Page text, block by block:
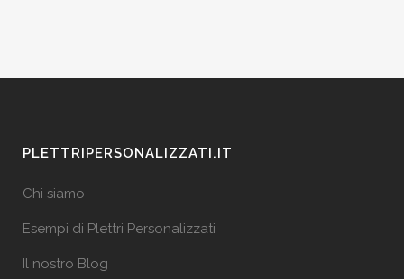
PLETTRIPERSONALIZZATI.IT
Chi siamo
Esempi di Plettri Personalizzati
Il nostro Blog